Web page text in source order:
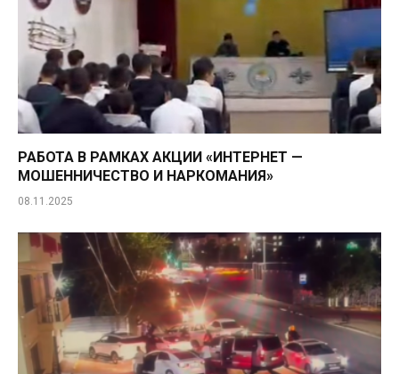
РАБОТА В РАМКАХ АКЦИИ «ИНТЕРНЕТ —
МОШЕННИЧЕСТВО И НАРКОМАНИЯ»
08.11.2025